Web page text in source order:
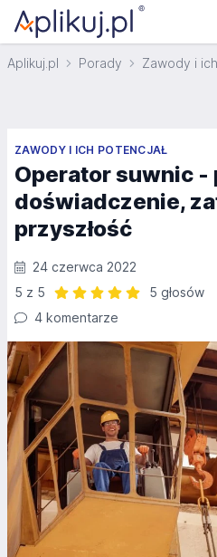
Aplikuj.pl Porady Zawody i
ZAWODY I ICH POTENCJAŁ
Operator suwnic -
doświadczenie,
przyszłość
24 czerwca 2022
5 z 5
5 głosów
4 komentarze